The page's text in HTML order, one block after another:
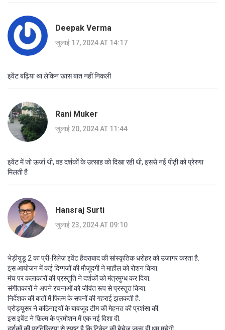
Deepak Verma
जुलाई 17, 2024 AT 14:17
इवेंट बढ़िया था लेकिन खास बात नहीं निकली
Rani Muker
जुलाई 20, 2024 AT 11:44
इवेंट में जो ऊर्जा थी, वह दर्शकों के उत्साह को दिखा रही थी, इससे नई पीढ़ी को प्रेरणा
मिलती है
Hansraj Surti
जुलाई 23, 2024 AT 09:10
भेड़ीयुडू 2 का प्री‑रिलेज़ इवेंट हैदराबाद की सांस्कृतिक धरोहर को उजागर करता है.
इस आयोजन में कई दिग्गजों की मौजूदगी ने माहौल को रोशन किया.
मंच पर कलाकारों की प्रस्तुति ने दर्शकों को मंत्रमुग्ध कर दिया.
संगीतकारों ने अपने रचनाओं को जीवंत रूप से प्रस्तुत किया.
निर्देशक की बातों में फिल्म के सपनों की गहराई झलकती है.
प्रोड्यूसर ने कठिनाइयों के बावजूद टीम की मेहनत की प्रशंसा की.
इस इवेंट ने फ़िल्म के प्रमोशन में एक नई दिशा दी.